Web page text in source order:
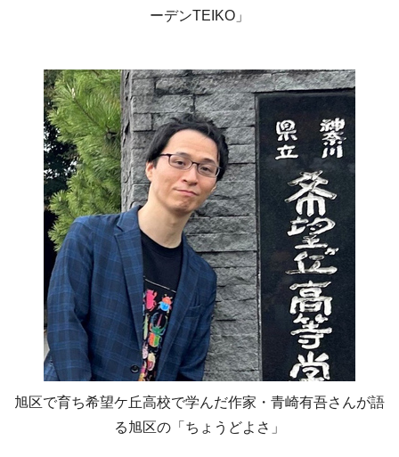
ーデンTEIKO」
旭区で育ち希望ケ丘高校で学んだ作家・青崎有吾さんが語
る旭区の「ちょうどよさ」